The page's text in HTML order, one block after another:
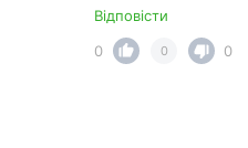
Відповісти
0
0 0